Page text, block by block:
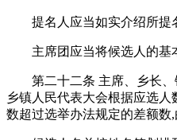
提名人应当如实介绍所提
主席团应当将候选人的基
第二十二条 主席、乡长
乡镇人民代表大会根据应选
数超过选举办法规定的差额数